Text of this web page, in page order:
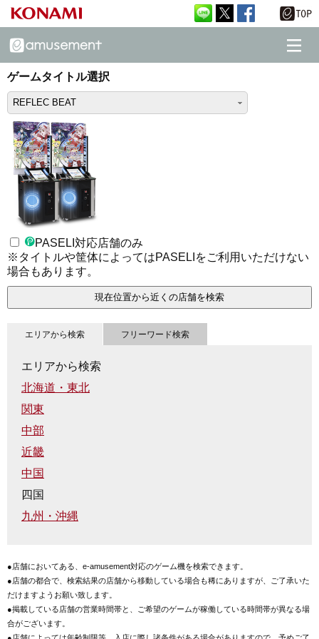
ゲームタイトル選択
REFLEC BEAT
PASELI対応店舗のみ
※タイトルや筐体によってはPASELIをご利用いただけない
場合もあります。
現在位置から近くの店舗を検索
エリアから検索 フリーワード検索
エリアから検索
北海道・東北
関東
中部
近畿
中国
四国
九州・沖縄
●店舗においてある、e-amusement対応のゲーム機を検索できます。
●店舗の都合で、検索結果の店舗から移動している場合も稀にありますが、ご了承いた
だけますようお願い致します。
●掲載している店舗の営業時間帯と、ご希望のゲームが稼働している時間帯が異なる場
合がございます。